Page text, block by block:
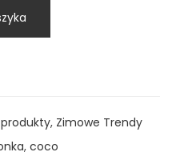
, Zimowe Trendy
, coco